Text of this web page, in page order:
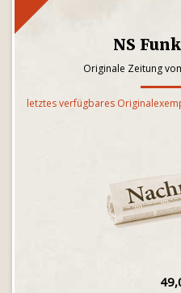
NS
Originale Zeitung
letztes verfügbares